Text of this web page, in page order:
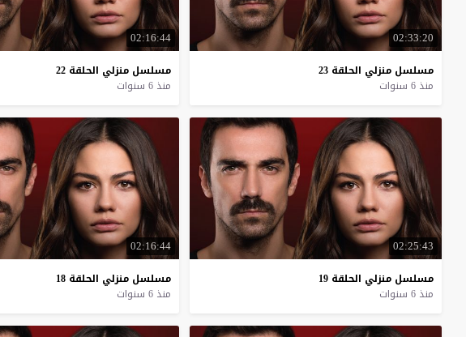
02:33:20
مسلسل منزلي الحلقة 23
منذ 6 سنوات
02:16:44
مسلسل منزلي الحلقة 22
منذ 6 سنوات
02:25:43
مسلسل منزلي الحلقة 19
منذ 6 سنوات
02:16:44
مسلسل منزلي الحلقة 18
منذ 6 سنوات